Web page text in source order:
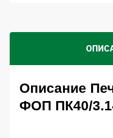
Описание
ФОП ПК40/